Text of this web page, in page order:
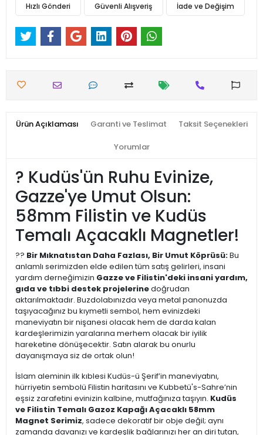
Hızlı Gönderi Güvenli Alışveriş İade ve Değişim
Ürün Açıklaması Garanti ve Teslimat Taksit Seçenekleri
Yorumlar
? Kudüs'ün Ruhu Evinize,
Gazze'ye Umut Olsun:
58mm Filistin ve Kudüs
Temalı Açacaklı Magnetler!
?? Bir Mıknatıstan Daha Fazlası, Bir Umut Köprüsü:Bu
anlamlı serimizden elde edilen tüm satış gelirleri, insani
yardım derneğimizin Gazze ve Filistin'deki insani yardım,
gıda ve tıbbi destek projelerinedoğrudan
aktarılmaktadır. Buzdolabınızda veya metal panonuzda
taşıyacağınız bu kıymetli sembol, hem evinizdeki
maneviyatın bir nişanesi olacak hem de darda kalan
kardeşlerimizin yaralarına merhem olacak bir iyilik
hareketine dönüşecektir. Satın alarak bu onurlu
dayanışmaya siz de ortak olun!
İslam aleminin ilk kıblesi Kudüs-ü Şerif’in maneviyatını,
hürriyetin sembolü Filistin haritasını ve Kubbetü's-Sahre’nin
eşsiz zarafetini evinizin kalbine, mutfağınıza taşıyın. Kudüs
ve Filistin Temalı Gazoz Kapağı Açacaklı 58mm
Magnet Serimiz, sadece dekoratif bir obje değil; aynı
zamanda davanızı ve kardeşlik bağlarınızı her an diri tutan,